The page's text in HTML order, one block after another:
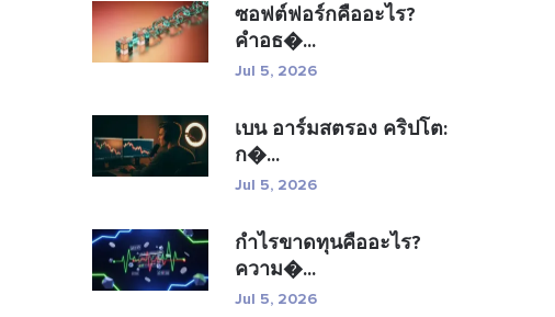
ซอฟต์ฟอร์กคืออะไร?
คำอธ�...
Jul 5, 2026
เบน อาร์มสตรอง คริปโต:
ก�...
Jul 5, 2026
กำไรขาดทุนคืออะไร?
ความ�...
Jul 5, 2026